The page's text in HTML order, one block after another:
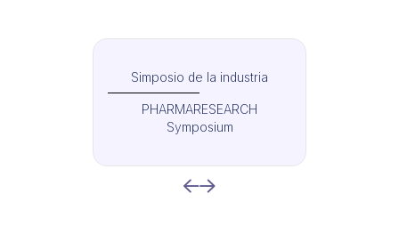
Simposio de la industria
PHARMARESEARCH
Symposium